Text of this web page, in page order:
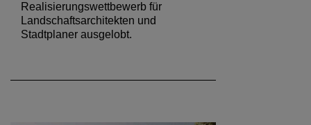
Realisierungswettbewerb für
Landschaftsarchitekten und
Stadtplaner ausgelobt.